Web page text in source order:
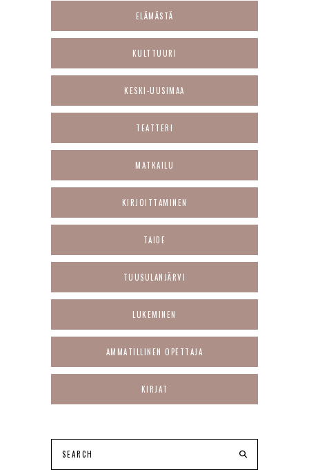
ELÄMÄSTÄ
KULTTUURI
KESKI-UUSIMAA
TEATTERI
MATKAILU
KIRJOITTAMINEN
TAIDE
TUUSULANJÄRVI
LUKEMINEN
AMMATILLINEN OPETTAJA
KIRJAT